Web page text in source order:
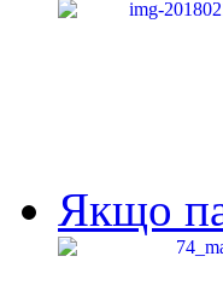
Якщо